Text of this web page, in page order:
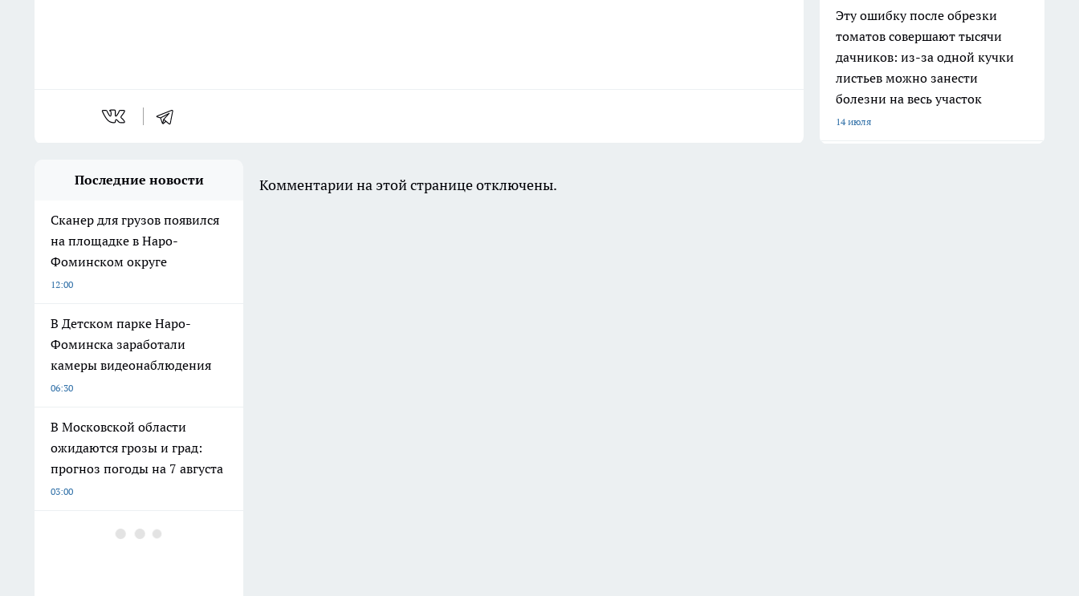
Последние новости
Сканер для грузов появился
на площадке в Наро-
Фоминском округе
12:00
В Детском парке Наро-
Фоминска заработали
камеры видеонаблюдения
06:30
В Московской области
ожидаются грозы и град:
прогноз погоды на 7 августа
03:00
В городе Наро-Фоминского
Комментарии на этой странице отключены.